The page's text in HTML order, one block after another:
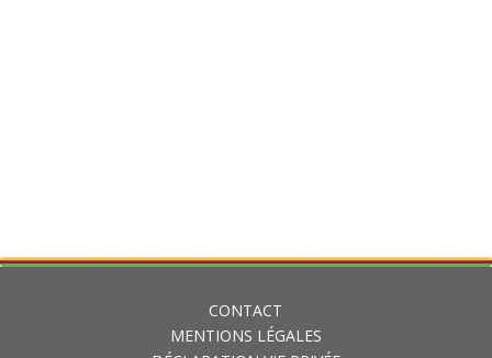
CONTACT
MENTIONS LÉGALES